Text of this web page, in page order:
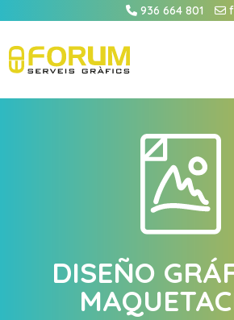
936 664 801
DISEÑO